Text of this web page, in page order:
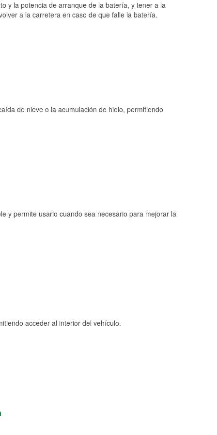
y la potencia de arranque de la batería, y tener a la
a la carretera en caso de que falle la batería.
de nieve o la acumulación de hielo, permitiendo
y permite usarlo cuando sea necesario para mejorar la
acceder al interior del vehículo.